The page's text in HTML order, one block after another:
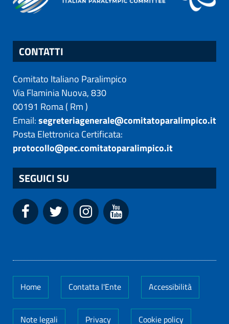
CONTATTI
Comitato Italiano Paralimpico
Via Flaminia Nuova, 830
00191 Roma( Rm)
Email:segreteriagenerale@comitatoparalimpico.it
Posta Elettronica Certificata:
protocollo@pec.comitatoparalimpico.it
SEGUICI SU
Home Contatta l'Ente Accessibilità
Note legali Privacy Cookie policy